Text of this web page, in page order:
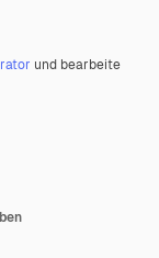
und bearbeite